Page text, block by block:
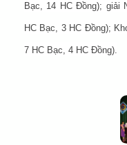
Bạc, 14 HC Đồng); giải
HC Bạc, 3 HC Đồng);
7 HC Bạc, 4 HC Đồng).